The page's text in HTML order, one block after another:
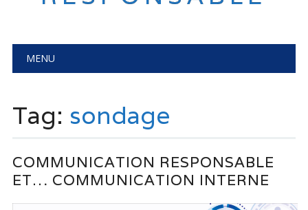
Main menu
MENU
Tag: sondage
COMMUNICATION RESPONSABLE
ET… COMMUNICATION INTERNE